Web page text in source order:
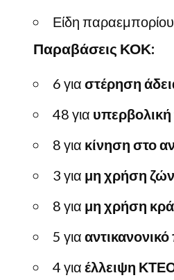
Είδη παραεμπορίου
Παραβάσεις ΚΟΚ:
6 για στέρηση
48 για υπερβολική
8 για κίνηση στο
3 για μη χρήση
8 για μη χρήση
5 για
4 για έλλειψη